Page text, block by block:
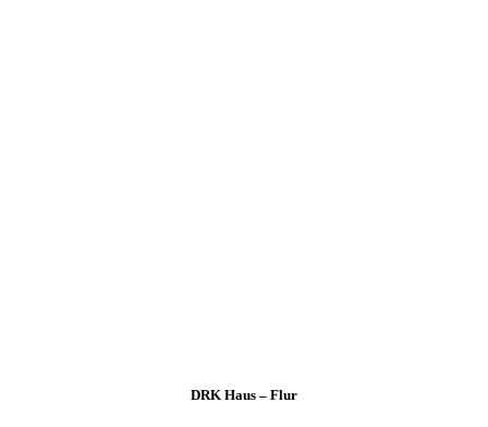
DRK Haus – Flur